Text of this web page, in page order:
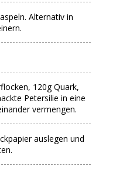
Alternativ in
120g Quark,
Petersilie in eine
vermengen.
auslegen und